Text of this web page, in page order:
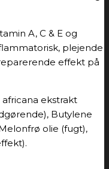
A, C & E og
plejende
effekt på
ekstrakt
Butylene
olie (fugt),